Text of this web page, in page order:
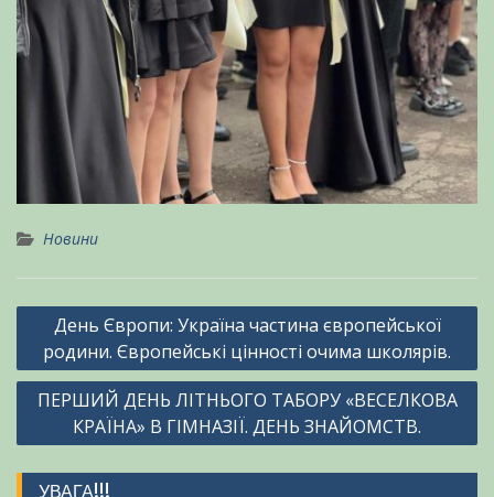
Новини
Навігація
записів
День Європи: Україна частина європейської
родини. Європейські цінності очима школярів.
ПЕРШИЙ ДЕНЬ ЛІТНЬОГО ТАБОРУ «ВЕСЕЛКОВА
КРАЇНА» В ГІМНАЗІЇ. ДЕНЬ ЗНАЙОМСТВ.
УВАГА!!!